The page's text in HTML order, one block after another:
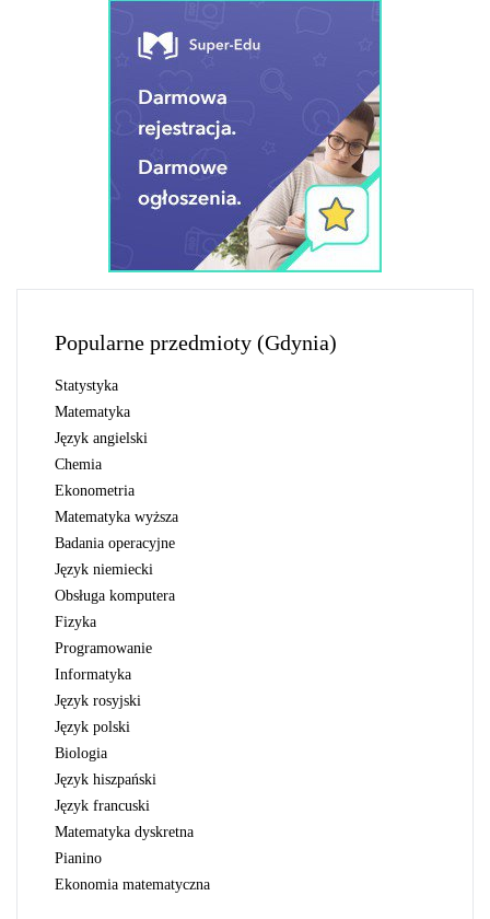
Popularne przedmioty (Gdynia)
statystyka
matematyka
język angielski
chemia
ekonometria
matematyka wyższa
badania operacyjne
język niemiecki
obsługa komputera
fizyka
programowanie
informatyka
język rosyjski
język polski
biologia
język hiszpański
język francuski
matematyka dyskretna
pianino
ekonomia matematyczna